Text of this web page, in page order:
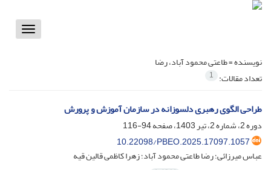
Toggle
نویسنده =طاعتی محمود آباد، رضا
تعداد مقالات: 1
طراحی الگوی رهبری دلسوزانه در سازمان آموزش و پرورش
دوره 2، شماره 2، تیر 1403، صفحه
94-116
10.22098/PBEO.2025.17097.1057
عباس میرزائی؛ رضا طاعتی محمود آباد؛ زهرا کاظمی قالین قیه